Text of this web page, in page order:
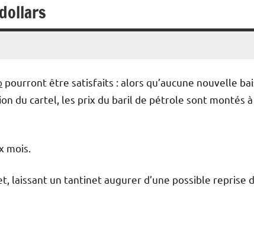
pourront être satisfaits : alors qu’aucune nouvelle
du cartel, les prix du baril de pétrole sont montés à
mois.
laissant un tantinet augurer d’une possible reprise